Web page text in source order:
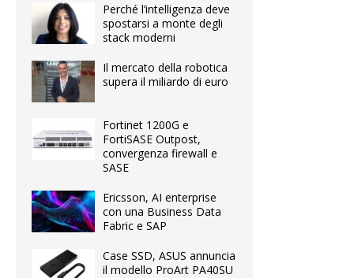
Perché l’intelligenza deve
spostarsi a monte degli
stack moderni
Il mercato della robotica
supera il miliardo di euro
Fortinet 1200G e
FortiSASE Outpost,
convergenza firewall e
SASE
Ericsson, AI enterprise
con una Business Data
Fabric e SAP
Case SSD, ASUS annuncia
il modello ProArt PA40SU